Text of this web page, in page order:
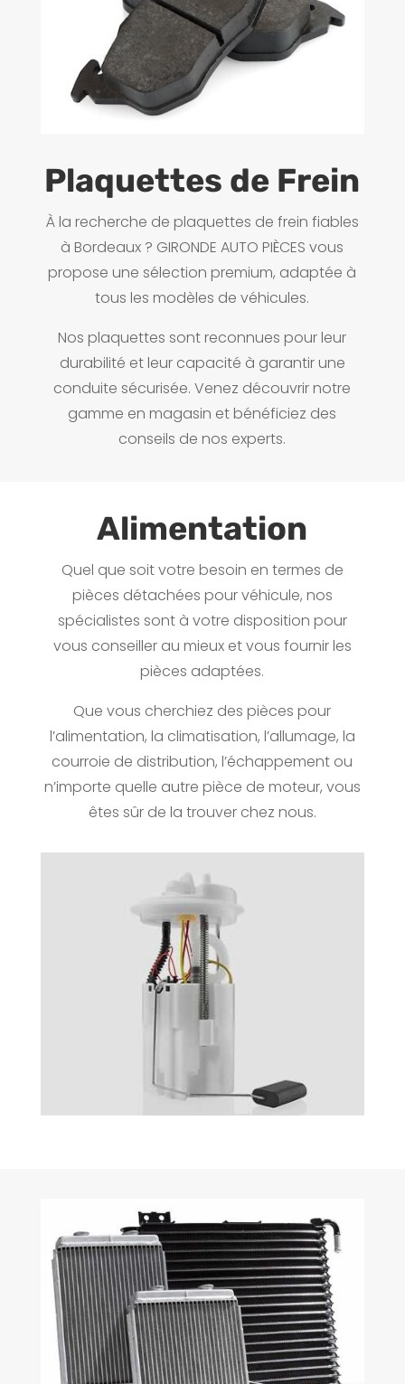
Plaquettes de Frein
À la recherche de plaquettes de frein fiables
à Bordeaux ? GIRONDE AUTO PIÈCES vous
propose une sélection premium, adaptée à
tous les modèles de véhicules.
Nos plaquettes sont reconnues pour leur
durabilité et leur capacité à garantir une
conduite sécurisée. Venez découvrir notre
gamme en magasin et bénéficiez des
conseils de nos experts.
Alimentation
Quel que soit votre besoin en termes de
pièces détachées pour véhicule, nos
spécialistes sont à votre disposition pour
vous conseiller au mieux et vous fournir les
pièces adaptées.
Que vous cherchiez des pièces pour
l’alimentation, la climatisation, l’allumage, la
courroie de distribution, l’échappement ou
n’importe quelle autre pièce de moteur, vous
êtes sûr de la trouver chez nous.